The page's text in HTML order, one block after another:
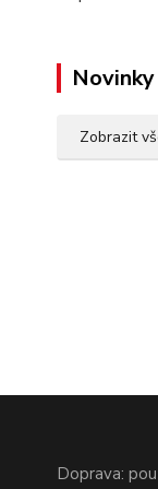
Novinky
Zobrazit
Doprava: